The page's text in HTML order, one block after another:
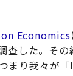
Economics
した。そ
まり我々が